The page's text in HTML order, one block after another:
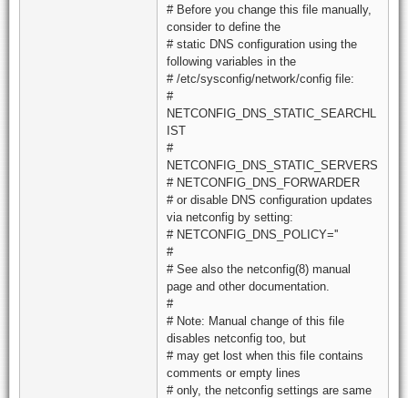
# Before you change this file manually,
consider to define the
# static DNS configuration using the
following variables in the
# /etc/sysconfig/network/config file:
#
NETCONFIG_DNS_STATIC_SEARCHL
IST
#
NETCONFIG_DNS_STATIC_SERVERS
# NETCONFIG_DNS_FORWARDER
# or disable DNS configuration updates
via netconfig by setting:
# NETCONFIG_DNS_POLICY=''
#
# See also the netconfig(8) manual
page and other documentation.
#
# Note: Manual change of this file
disables netconfig too, but
# may get lost when this file contains
comments or empty lines
# only, the netconfig settings are same